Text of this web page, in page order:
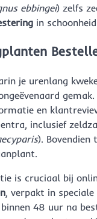
ebbingei) zelfs
in
je urenlang
en
inclusief
).
is cruciaal bij
, verpakt in
binnen 48 uur na